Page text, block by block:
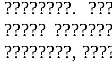
????????.
?????
????????,